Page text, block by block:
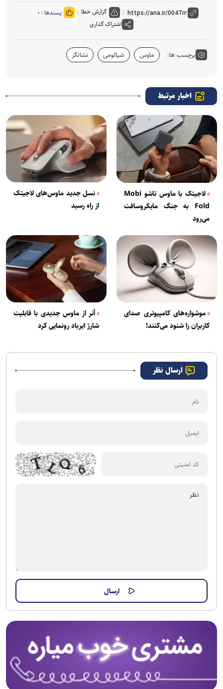
گزارش خطا پسندها : ۰
اشتراک گذاری
برچسب ها: ماوس شیائومی نشانگر
اخبار مرتبط
لاجیتک با ماوس تاشو Mobi
Fold به جنگ مایکروسافت
می‌رود
نسل جدید ماوس‌های لاجیتک
از راه رسید
موشواره‌های کامپیوتری صدای
کاربران را شنود می‌کنند!
آنر از ماوس جدیدی با قابلیت
شارژ ایرباد رونمایی کرد
ارسال نظر